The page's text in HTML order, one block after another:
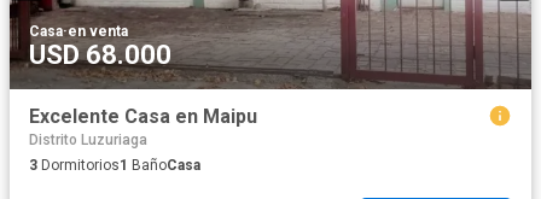
Casa·en venta
USD 68.000
Excelente Casa en Maipu
Distrito Luzuriaga
3 Dormitorios1 BañoCasa